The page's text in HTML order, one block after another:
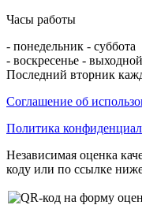
Часы работы
- понедельник - суббота
- воскресенье -
Последний вторник
Соглашение об
Политика
Независимая оценка
коду или по ссылке